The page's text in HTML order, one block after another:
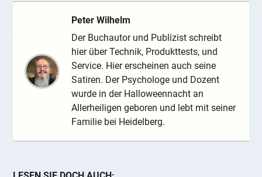
Peter Wilhelm
Der Buchautor und Publizist schreibt
hier über Technik, Produkttests, und
Service. Hier erscheinen auch seine
Satiren. Der Psychologe und Dozent
wurde in der Halloweennacht an
Allerheiligen geboren und lebt mit seiner
Familie bei Heidelberg.